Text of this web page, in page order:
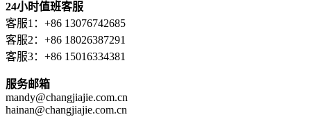
24小时值班客服
客服1：+86 13076742685
客服2：+86 18026387291
客服3：+86 15016334381
服务邮箱
mandy@changjiajie.com.cn
hainan@changjiajie.com.cn